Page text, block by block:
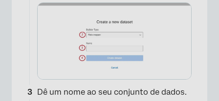
Dê um nome ao seu conjunto de dados.